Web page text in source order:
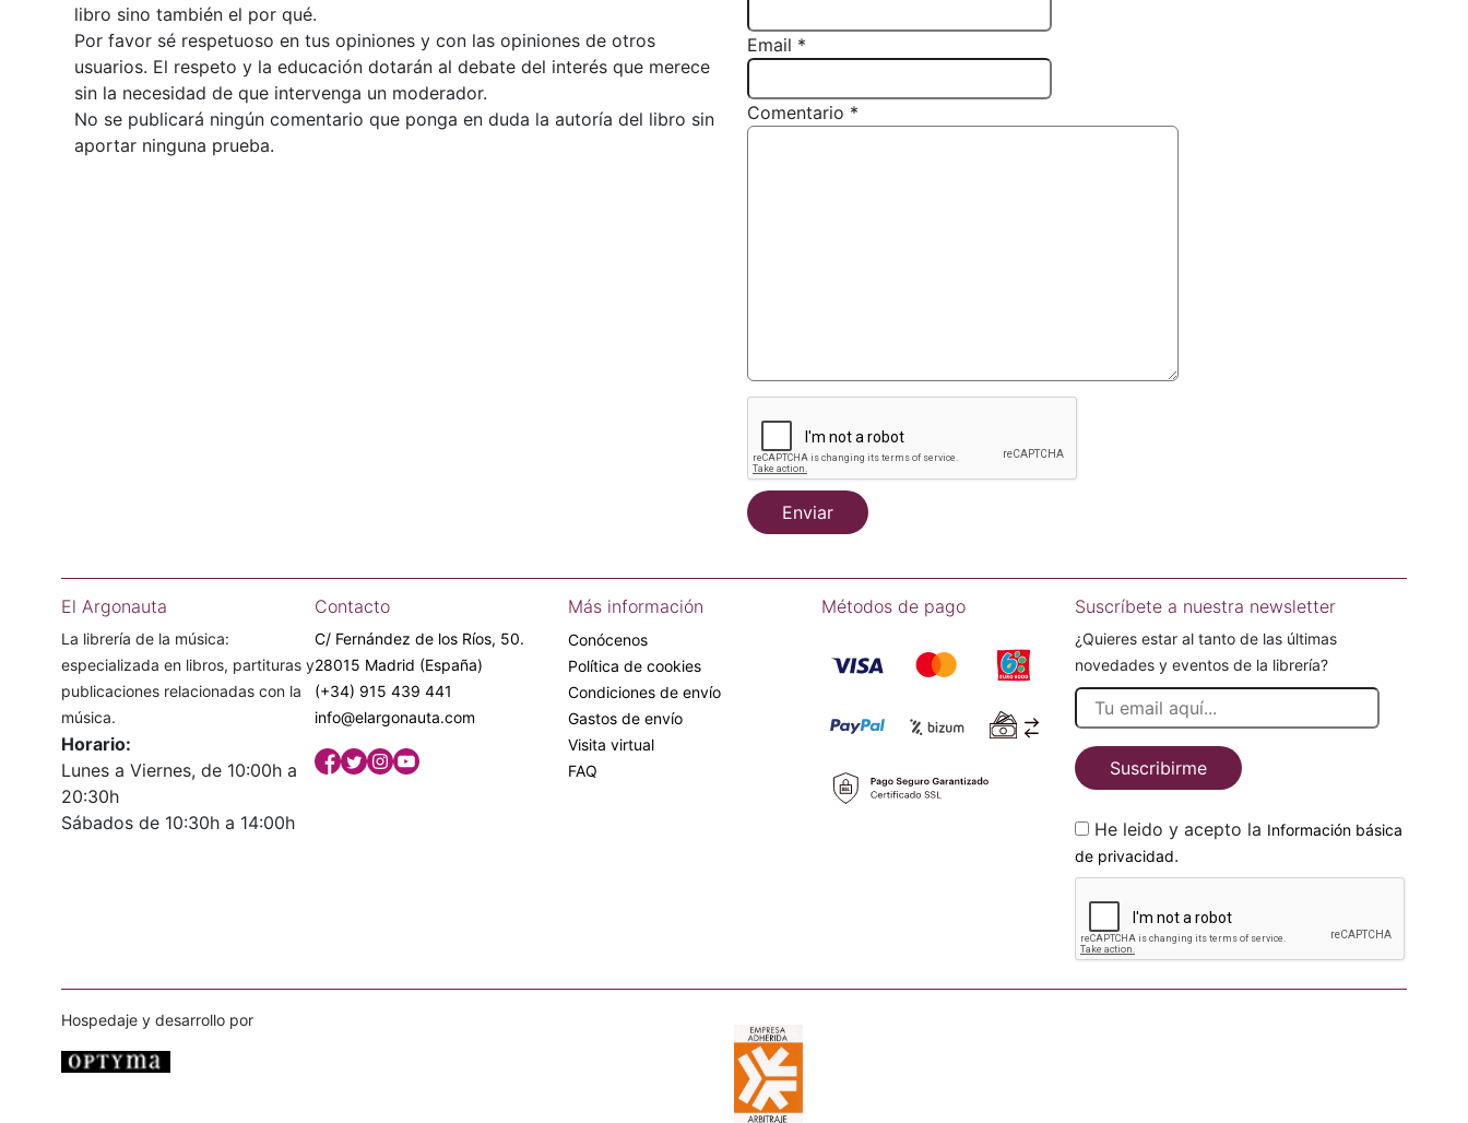
libro sino también el por qué.
Por favor sé respetuoso en tus opiniones y con las opiniones de otros
usuarios. El respeto y la educación dotarán al debate del interés que merece
sin la necesidad de que intervenga un moderador.
No se publicará ningún comentario que ponga en duda la autoría del libro sin
aportar ninguna prueba.
Email *
Comentario *
Enviar
El Argonauta
La librería de la música:
especializada en libros, partituras y
publicaciones relacionadas con la
música.
Horario:
Lunes a Viernes, de 10:00h a
20:30h
Sábados de 10:30h a 14:00h
Contacto
C/ Fernández de los Ríos, 50.
28015 Madrid (España)
(+34) 915 439 441
info@elargonauta.com
Más información
Conócenos
Política de cookies
Condiciones de envío
Gastos de envío
Visita virtual
FAQ
Métodos de pago Suscríbete a nuestra newsletter
¿Quieres estar al tanto de las últimas
novedades y eventos de la librería?
Suscribirme
He leido y acepto la Información básica
de privacidad.
Hospedaje y desarrollo por